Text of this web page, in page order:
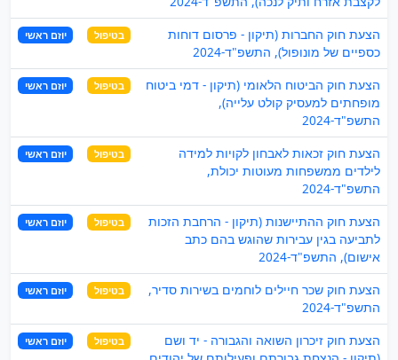
הצעת חוק החברות (תיקון - פרסום דוחות
כספיים של מונופול), התשפ"ד-2024
בטיפול יוזם ראשי
הצעת חוק הביטוח הלאומי (תיקון - דמי ביטוח
מופחתים למעסיק קולט עלייה),
התשפ"ד-2024
בטיפול יוזם ראשי
הצעת חוק זכאות לאבחון לקויות למידה
לילדים ממשפחות מעוטות יכולת,
התשפ"ד-2024
בטיפול יוזם ראשי
הצעת חוק ההתיישנות (תיקון - הרחבת הזכות
לתביעה בגין עבירות שהוגש בהם כתב
אישום), התשפ"ד-2024
בטיפול יוזם ראשי
הצעת חוק שכר חיילים לוחמים בשירות סדיר,
התשפ"ד-2024
בטיפול יוזם ראשי
הצעת חוק זיכרון השואה והגבורה - יד ושם
בטיפול יוזם ראשי